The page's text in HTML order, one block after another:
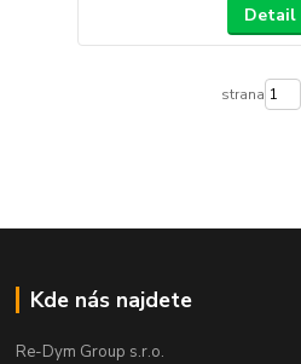
Detail
strana
Kde nás najdete
Re-Dym Group s.r.o.